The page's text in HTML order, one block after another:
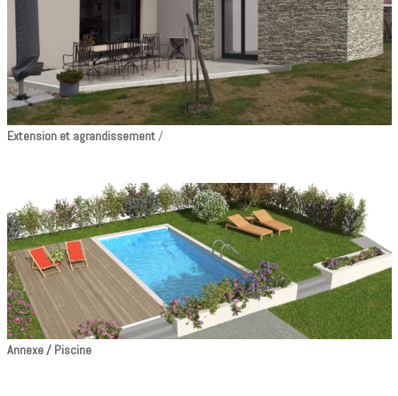
Extension et agrandissement/
Annexe / Piscine